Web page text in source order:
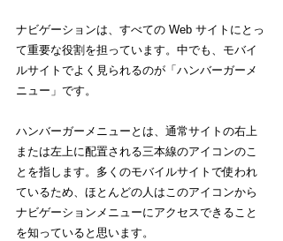
ナビゲーションは、すべての Web サイトにとっ
て重要な役割を担っています。中でも、モバイ
ルサイトでよく見られるのが「ハンバーガーメ
ニュー」です。
ハンバーガーメニューとは、通常サイトの右上
または左上に配置される三本線のアイコンのこ
とを指します。多くのモバイルサイトで使われ
ているため、ほとんどの人はこのアイコンから
ナビゲーションメニューにアクセスできること
を知っていると思います。